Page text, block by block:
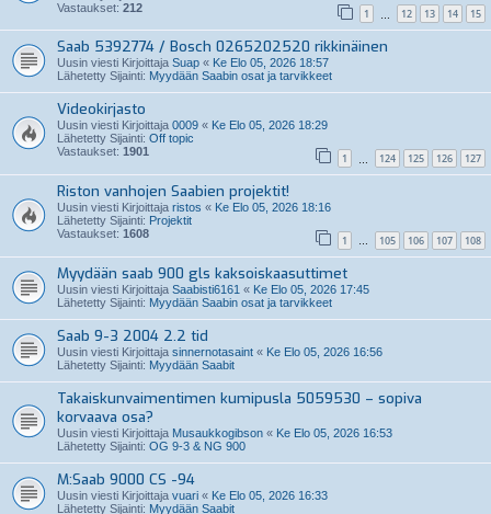
Vastaukset: 212 1 12 13 14 15
Saab 5392774 / Bosch 0265202520 rikkinäinen
Uusin viesti Kirjoittaja Suap « Ke Elo 05, 2026 18:57
Lähetetty Sijainti: Myydään Saabin osat ja tarvikkeet
Videokirjasto
Uusin viesti Kirjoittaja 0009 « Ke Elo 05, 2026 18:29
Lähetetty Sijainti: Off topic
Vastaukset: 1901 1 124 125 126 127
Riston vanhojen Saabien projektit!
Uusin viesti Kirjoittaja ristos « Ke Elo 05, 2026 18:16
Lähetetty Sijainti: Projektit
Vastaukset: 1608 1 … 105 106 107 108
Myydään saab 900 gls kaksoiskaasuttimet
Uusin viesti Kirjoittaja Saabisti6161 « Ke Elo 05, 2026 17:45
Lähetetty Sijainti: Myydään Saabin osat ja tarvikkeet
Saab 9-3 2004 2.2 tid
Uusin viesti Kirjoittaja sinnernotasaint « Ke Elo 05, 2026 16:56
Lähetetty Sijainti: Myydään Saabit
Takaiskunvaimentimen kumipusla 5059530 – sopiva
korvaava osa?
Uusin viesti Kirjoittaja Musaukkogibson « Ke Elo 05, 2026 16:53
Lähetetty Sijainti: OG 9-3 & NG 900
M:Saab 9000 CS -94
Uusin viesti Kirjoittaja vuari « Ke Elo 05, 2026 16:33
Lähetetty Sijainti: Myydään Saabit